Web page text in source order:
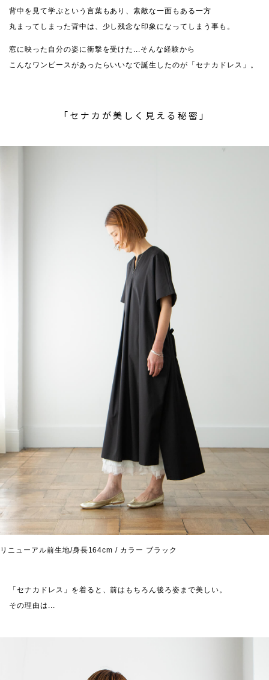
背中を見て学ぶという言葉もあり、素敵な一面もある一方
丸まってしまった背中は、少し残念な印象になってしまう事も。
窓に映った自分の姿に衝撃を受けた...そんな経験から
こんなワンピースがあったらいいなで誕生したのが「セナカドレス」。
「セナカが美しく見える秘密」
リニューアル前生地/身長164cm / カラー ブラック
「セナカドレス」を着ると、前はもちろん後ろ姿まで美しい。
その理由は...